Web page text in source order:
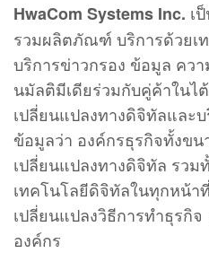
HwaCom Systems Inc. เ
รวมผลิตภัณฑ์ บริการด้วยเ
บริการข่าวกรอง ข้อมูล คว
นมัลติมีเดียร่วมกับคู่ค้าในไ
เปลี่ยนแปลงทางดิจิทัลและบ
ข้อมูลว่า องค์กรธุรกิจทั้งข
เปลี่ยนแปลงทางดิจิทัล รวม
เทคโนโลยีดิจิทัลในทุกหน้า
เปลี่ยนแปลงวิธีการทําธุรกิ
องค์กร